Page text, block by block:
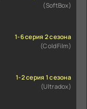
(SoftBox)
1-6 серия 2 сезона
(ColdFilm)
1-2 серия 1 сезона
(Ultradox)